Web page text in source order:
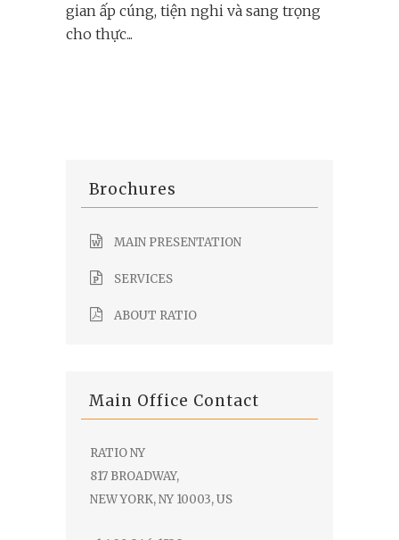
gian ấp cúng, tiện nghi và sang trọng
cho thực...
Brochures
MAIN PRESENTATION
SERVICES
ABOUT RATIO
Main Office Contact
RATIO NY
817 BROADWAY,
NEW YORK, NY 10003, US